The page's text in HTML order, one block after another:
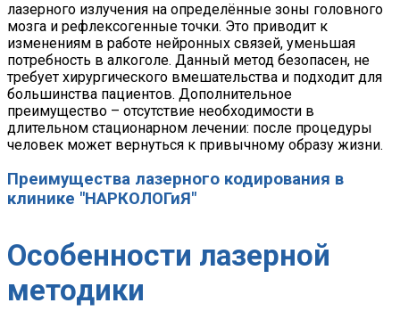
лазерного излучения на определённые зоны головного
мозга и рефлексогенные точки. Это приводит к
изменениям в работе нейронных связей, уменьшая
потребность в алкоголе. Данный метод безопасен, не
требует хирургического вмешательства и подходит для
большинства пациентов. Дополнительное
преимущество – отсутствие необходимости в
длительном стационарном лечении: после процедуры
человек может вернуться к привычному образу жизни.
Преимущества лазерного кодирования в
клинике "НАРКОЛОГиЯ"
Особенности лазерной
методики